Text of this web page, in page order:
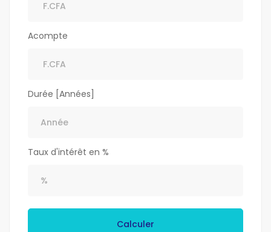
Acompte
Durée [Années]
Taux d'intérêt en %
Calculer